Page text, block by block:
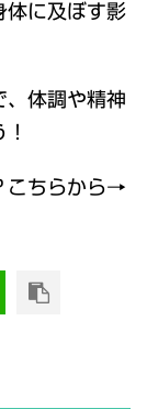
体に及ぼす影
、体調や精神
こちらから→